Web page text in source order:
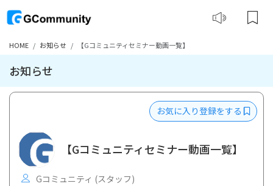
HOME お知らせ 【Gコミュニティセミナー動画一覧】
お知らせ
お気に入り登録をする
【Gコミュニティセミナー動画一覧】
Gコミュニティ (スタッフ)